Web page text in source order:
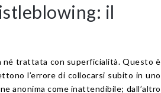
il
né trattata con superficialità. Questo è
l’errore di collocarsi subito in uno
anonima come inattendibile; dall’altro